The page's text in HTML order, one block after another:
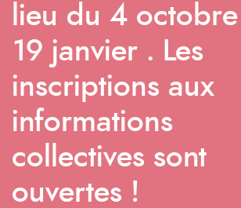
lieu du 4
19 janvier . Les
inscriptions aux
informations
collectives sont
ouvertes !